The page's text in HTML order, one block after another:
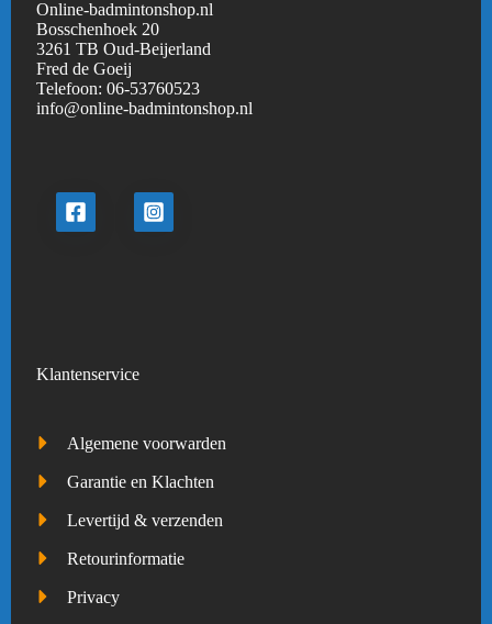
Online-badmintonshop.nl
Bosschenhoek 20
3261 TB Oud-Beijerland
Fred de Goeij
Telefoon:06-53760523
info@online-badmintonshop.nl
Klantenservice
Algemene voorwarden
Garantie en Klachten
Levertijd & verzenden
Retourinformatie
Privacy